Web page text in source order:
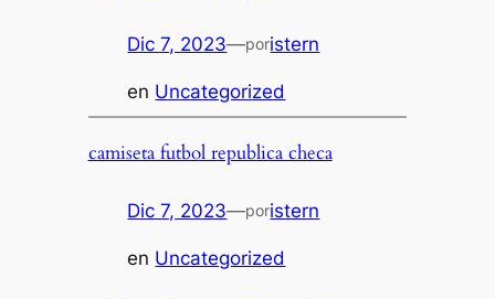
Dic 7, 2023—poristern
en Uncategorized
camiseta futbol republica checa
Dic 7, 2023—poristern
en Uncategorized